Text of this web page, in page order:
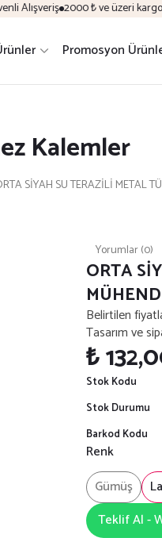
Alışveriş 2000 ₺ ve üzeri kargo
Promosyon
Kalemler
SİYAH SU TERAZİLİ METAL
Yorumlar (0)
ORTA
Belirtilen
Tasarım ve
₺
Stok Kodu
Stok Durumu
Barkod Kodu
Renk
Gümüş
Teklif Al -